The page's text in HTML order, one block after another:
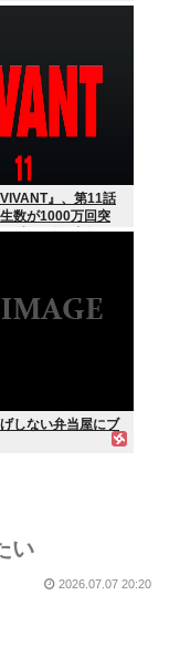
』、第11話
数が1000万回突
に入り登録者数は
しない弁当屋にブ
い
2026.07.07 20:20